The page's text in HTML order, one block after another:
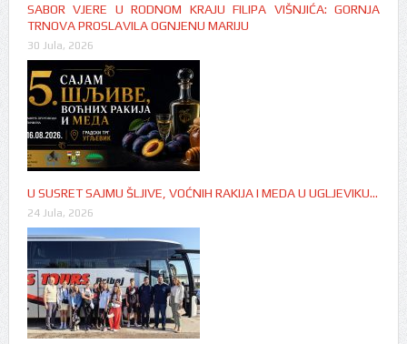
SABOR VJERE U RODNOM KRAJU FILIPA VIŠNJIĆA: GORNJA
TRNOVA PROSLAVILA OGNJENU MARIJU
30 Jula, 2026
U SUSRET SAJMU ŠLJIVE, VOĆNIH RAKIJA I MEDA U UGLJEVIKU…
24 Jula, 2026